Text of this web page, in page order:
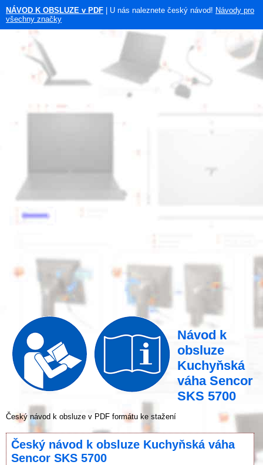
NÁVOD K OBSLUZE v PDF | U nás naleznete český návod! Návody pro
všechny značky
Návod k
obsluze
Kuchyňská
váha Sencor
SKS 5700
Český návod k obsluze v PDF formátu ke stažení
Český návod k obsluze Kuchyňská váha
Sencor SKS 5700